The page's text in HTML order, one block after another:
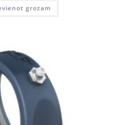
grozam